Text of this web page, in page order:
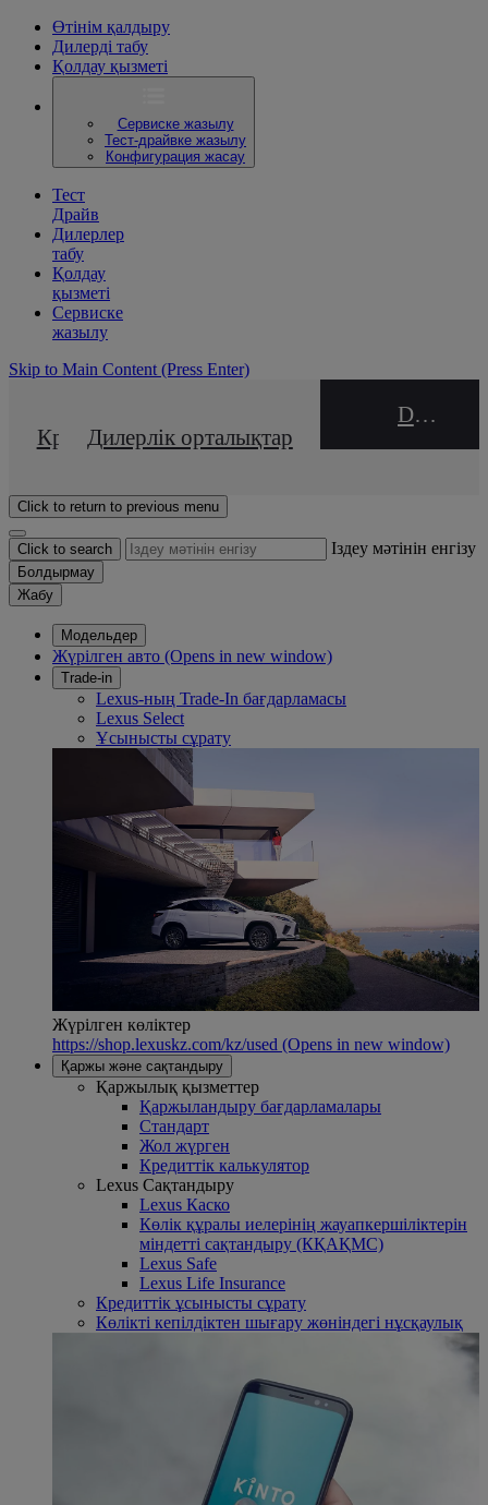
Өтінім қалдыру
Дилерді табу
Қолдау қызметі
Сервиске жазылу
Тест-драйвке жазылу
Конфигурация жасау
Тест
Драйв
Дилерлер
табу
Қолдау
қызметі
Сервиске
жазылу
Skip to Main Content (Press Enter)
Кредиттік калькулятор
Дилерлік орталықтар
DEALER NAME
Click to return to previous menu
Click to search Іздеу мәтінін енгізу
Болдырмау
Жабу
Модельдер
Жүрілген авто (Opens in new window)
Trade-in
Lexus-ның Trade-In бағдарламасы
Lexus Select
Ұсынысты сұрату
Жүрілген көліктер
https://shop.lexuskz.com/kz/used (Opens in new window)
Қаржы және сақтандыру
Қаржылық қызметтер
Қаржыландыру бағдарламалары
Стандарт
Жол жүрген
Кредиттік калькулятор
Lexus Сақтандыру
Lexus Каско
Көлік құралы иелерінің жауапкершіліктерін
міндетті сақтандыру (КҚАҚМС)
Lexus Safe
Lexus Life Insurance
Кредиттік ұсынысты сұрату
Көлікті кепілдіктен шығару жөніндегі нұсқаулық